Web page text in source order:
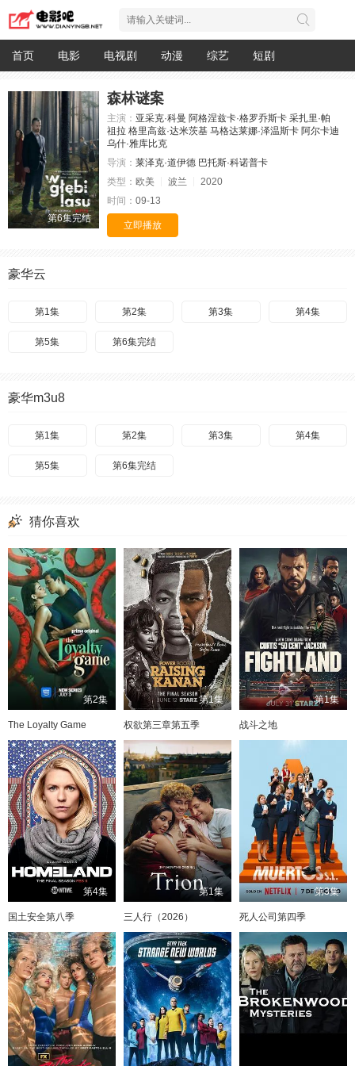
首页 电影 电视剧 动漫 综艺 短剧
第6集完结
森林谜案
主演： 亚采克·科曼 阿格涅兹卡·格罗乔斯卡 采扎里·帕
祖拉 格里高兹·达米茨基 马格达莱娜·泽温斯卡 阿尔卡迪
乌什·雅库比克
导演： 莱泽克·道伊德 巴托斯·科诺普卡
类型： 欧美 波兰
2020
时间： 09-13
立即播放
豪华云
第1集 第2集 第3集 第4集
第5集 第6集完结
豪华m3u8
第1集 第2集 第3集 第4集
第5集 第6集完结
猜你喜欢
第2集
The Loyalty Game
第1集
权欲第三章第五季
第1集
战斗之地
第4集
国土安全第八季
第1集
三人行（2026）
第3集
死人公司第四季